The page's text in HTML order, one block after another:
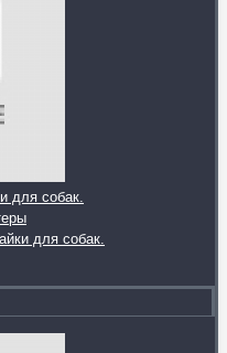
для собак.
для собак.